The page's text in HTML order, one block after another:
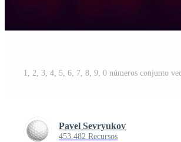
Pavel Sevryukov
453.482 Recursos